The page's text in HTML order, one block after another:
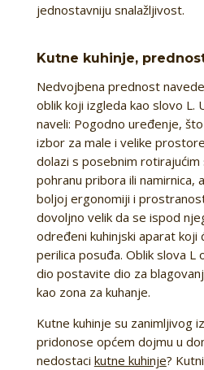
jednostavniju snalažljivost.
Kutne kuhinje,
Nedvojbena prednost
oblik koji izgleda kao slovo L.
naveli: Pogodno uređenje,
izbor za male i velike
dolazi s posebnim
pohranu pribora ili namirnica,
boljoj ergonomiji i
dovoljno velik da se ispod
određeni kuhinjski aparat koji
perilica posuđa. Oblik slova L
dio postavite dio za
kao zona za kuhanje.
Kutne kuhinje su zanimljivog
pridonose općem dojmu u
nedostaci kutne kuhinje?